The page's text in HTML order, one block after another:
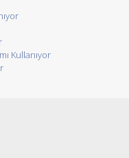
Kullanıyor